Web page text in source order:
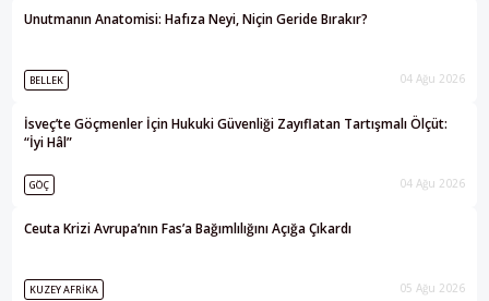
Unutmanın Anatomisi: Hafıza Neyi, Niçin Geride Bırakır?
BELLEK 04 Ağu 2026
İsveç’te Göçmenler İçin Hukuki Güvenliği Zayıflatan Tartışmalı Ölçüt:
“İyi Hâl”
GÖÇ 04 Ağu 2026
Ceuta Krizi Avrupa’nın Fas’a Bağımlılığını Açığa Çıkardı
KUZEY AFRIKA 05 Ağu 2026